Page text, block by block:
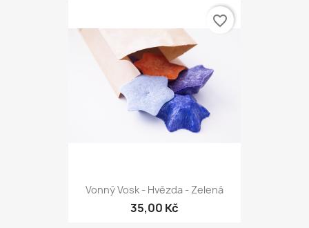
Vonný Vosk - Hvězda - Zelená
35,00 Kč
favorite_border